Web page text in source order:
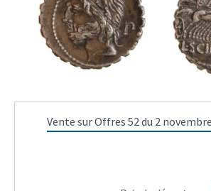
Vente sur Offres 52 du 2